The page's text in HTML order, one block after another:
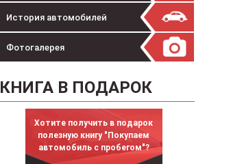
История автомобилей
Фотогалерея
КНИГА В ПОДАРОК
Хотите получить в подарок
полезную книгу "Покупаем
автомобиль с пробегом"?